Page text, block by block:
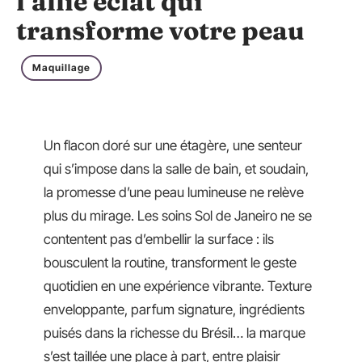
transforme votre peau
Maquillage
Un flacon doré sur une étagère, une senteur
qui s’impose dans la salle de bain, et soudain,
la promesse d’une peau lumineuse ne relève
plus du mirage. Les soins Sol de Janeiro ne se
contentent pas d’embellir la surface : ils
bousculent la routine, transforment le geste
quotidien en une expérience vibrante. Texture
enveloppante, parfum signature, ingrédients
puisés dans la richesse du Brésil… la marque
s’est taillée une place à part, entre plaisir